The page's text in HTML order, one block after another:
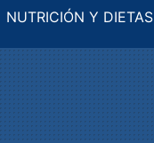
NUTRICIÓN Y DIETAS